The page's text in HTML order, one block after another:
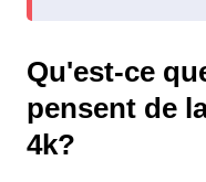
Qu'est-ce
pensent de
4k?